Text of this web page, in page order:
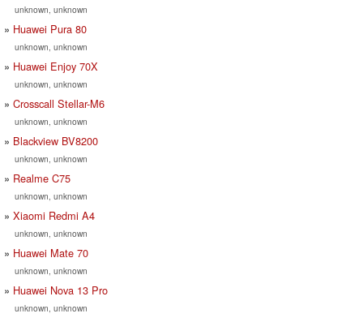
unknown, unknown
Huawei Pura 80
unknown, unknown
Huawei Enjoy 70X
unknown, unknown
Crosscall Stellar-M6
unknown, unknown
Blackview BV8200
unknown, unknown
Realme C75
unknown, unknown
Xiaomi Redmi A4
unknown, unknown
Huawei Mate 70
unknown, unknown
Huawei Nova 13 Pro
unknown, unknown